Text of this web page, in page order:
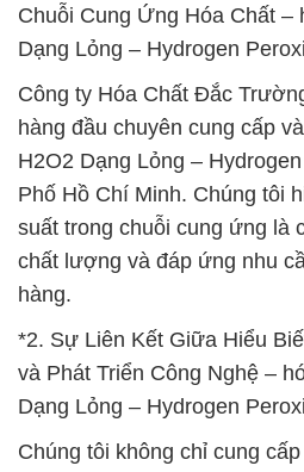
Chuỗi Cung Ứng Hóa Chất –
Dạng Lỏng – Hydrogen
Công ty Hóa Chất Đắc
hàng đầu chuyên cung cấp
H2O2 Dạng Lỏng –
Phố Hồ Chí Minh. Chúng tôi
suất trong chuỗi cung ứng là
chất lượng và đáp ứng nhu
hàng.
*2. Sự Liên Kết Giữa Hiểu
và Phát Triển Công Nghệ –
Dạng Lỏng – Hydrogen
Chúng tôi không chỉ cung